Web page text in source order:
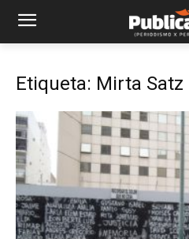
Etiqueta: Mirta Satz